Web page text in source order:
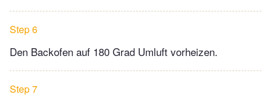
Step 6
Den Backofen auf 180 Grad Umluft vorheizen.
Step 7